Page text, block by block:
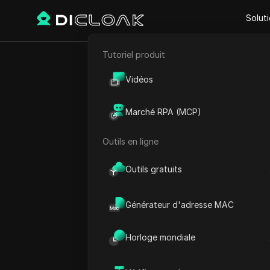
E-commerce
Tutoriel produit
Vidéos
Marché RPA (MCP)
Outils en ligne
Outils gratuits
Générateur d'adresse MAC
Horloge mondiale
Retour
VEO
Avez-vous entendu parler
ce que c’est et si vous
ou des coéquipiers ?